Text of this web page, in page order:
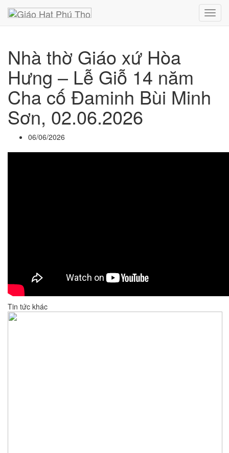
Nhà thờ Giáo xứ Hòa
Hưng – Lễ Giỗ 14 năm
Cha cố Đaminh Bùi Minh
Sơn, 02.06.2026
06/06/2026
Tin tức khác